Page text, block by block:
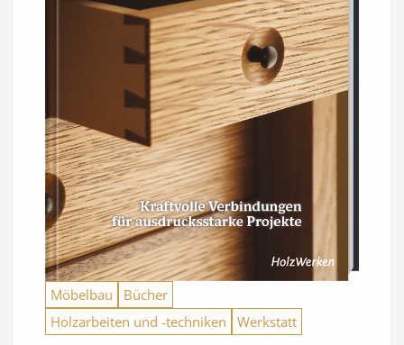
Möbelbau
Bücher
Holzarbeiten und -techniken
Werkstatt